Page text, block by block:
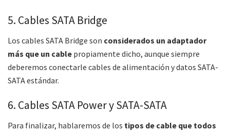
5. Cables SATA Bridge
Los cables SATA Bridge son considerados un adaptador
más que un cable propiamente dicho, aunque siempre
deberemos conectarle cables de alimentación y datos SATA-
SATA estándar.
6. Cables SATA Power y SATA-SATA
Para finalizar, hablaremos de los tipos de cable que todos